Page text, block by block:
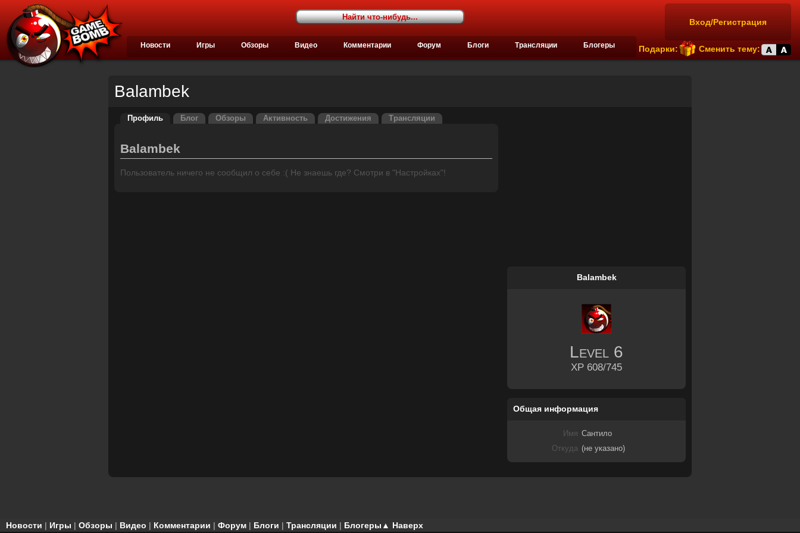
Вход/Регистрация
Подарки: Сменить тему:
Новости Игры Обзоры Видео Комментарии Форум Блоги Трансляции Блогеры
Balambek
Профиль Блог Обзоры Активность Достижения Трансляции
Balambek
Пользователь ничего не сообщил о себе :( Не знаешь где? Смотри в "Настройках"!
Balambek
Level 6
XP 608/745
Общая информация
Имя Сантило
Откуда (не указано)
▲ Наверх
Новости | Игры | Обзоры | Видео | Комментарии | Форум | Блоги | Трансляции | Блогеры